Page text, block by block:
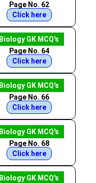
Page No. 62
Click here
Biology GK MCQ's
Page No. 64
Click here
Biology GK MCQ's
Page No. 66
Click here
Biology GK MCQ's
Page No. 68
Click here
Biology GK MCQ's